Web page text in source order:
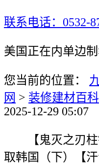
联系电话：0532-
美国正在内单边
您当前的位置：
网 > 装修建材百科
2025-12-29 05:07
【鬼灭之刃柱
取韩国（下）【